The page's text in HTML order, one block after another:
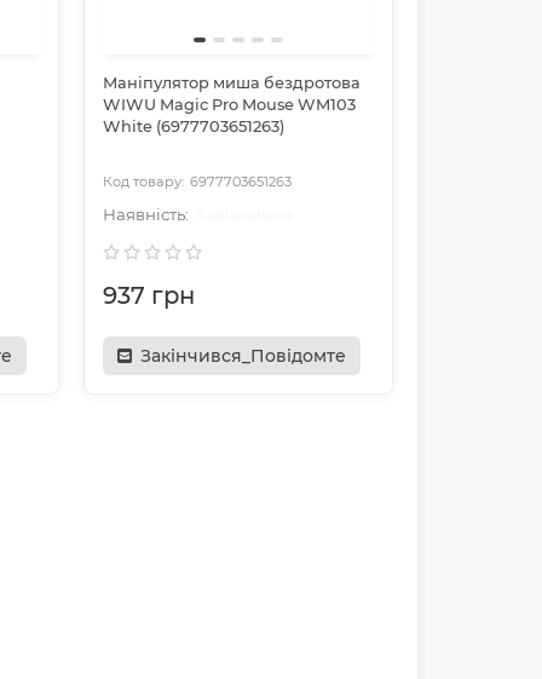
Маніпулятор миша бездротова
WIWU Magic Pro Mouse WM103
White (6977703651263)
6977703651263
937 грн
Закінчився_Повідомте